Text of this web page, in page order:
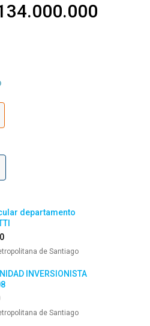
departamento
de Santiago
INVERSIONISTA
de Santiago